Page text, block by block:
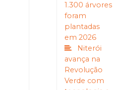
1.300 árvores
foram
plantadas
em 2026
Niterói
avança na
Revolução
Verde com